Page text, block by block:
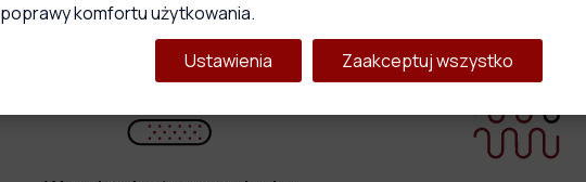
Główne cechy produktu
poprawy komfortu użytkowania.
Ustawienia
Zaakceptuj wszystko